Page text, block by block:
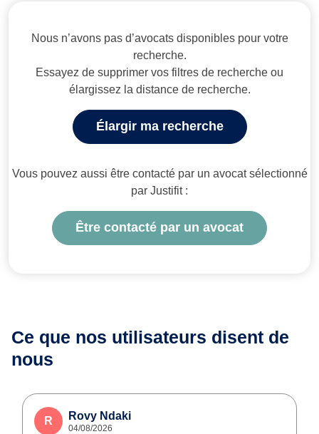
Nous n’avons pas d’avocats disponibles pour votre
recherche.
Essayez de supprimer vos filtres de recherche ou
élargissez la distance de recherche.
Élargir ma recherche
Vous pouvez aussi être contacté par un avocat sélectionné
par Justifit :
Être contacté par un avocat
Ce que nos utilisateurs disent de
nous
R Rovy Ndaki
04/08/2026